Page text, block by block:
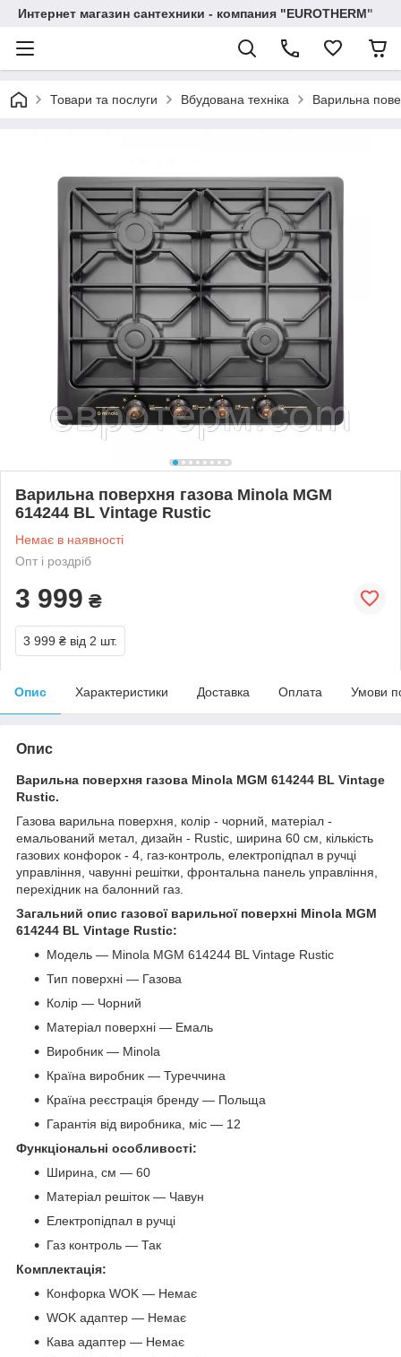
Интернет магазин сантехники - компания "EUROTHERM"
Товари та послуги Вбудована техніка Варильна
Варильна поверхня газова Minola MGM
614244 BL Vintage Rustic
Немає в наявності
Опт і роздріб
3 999 ₴
3 999 ₴ від 2 шт.
Опис Характеристики Доставка Оплата Умови
Опис
Варильна поверхня газова Minola MGM 614244 BL Vintage
Rustic.
Газова варильна поверхня, колір - чорний, матеріал -
емальований метал, дизайн - Rustic, ширина 60 см, кількість
газових конфорок - 4, газ-контроль, електропідпал в ручці
управління, чавунні решітки, фронтальна панель управління,
перехідник на балонний газ.
Загальний опис газової варильної поверхні Minola MGM
614244 BL Vintage Rustic:
Модель — Minola MGM 614244 BL Vintage Rustic
Тип поверхні — Газова
Колір — Чорний
Матеріал поверхні — Емаль
Виробник — Minola
Країна виробник — Туреччина
Країна реєстрація бренду — Польща
Гарантія від виробника, міс — 12
Функціональні особливості:
Ширина, см — 60
Матеріал решіток — Чавун
Електропідпал в ручці
Газ контроль — Так
Комплектація:
Конфорка WOK — Немає
WOK адаптер — Немає
Кава адаптер — Немає